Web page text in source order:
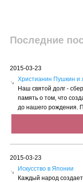
Последние
2015-03-23
Христианин Пушкин и
Наш святой долг -
память о том, что
до нашего рождения.
2015-03-23
Искусство в Японии
Каждый народ